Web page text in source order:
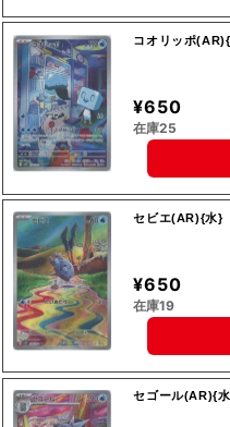
コオリッポ
¥650
在庫25
セビエ(AR){水}
¥650
在庫19
セゴール(AR){